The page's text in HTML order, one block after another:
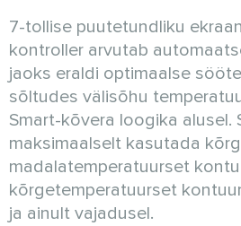
7-tollise puutetundliku
kontroller arvutab
jaoks eraldi optimaalse
sõltudes välisõhu
Smart-kõvera loogika alusel.
maksimaalselt kasutada
madalatemperatuurset
kõrgetemperatuurset
ja ainult vajadusel.